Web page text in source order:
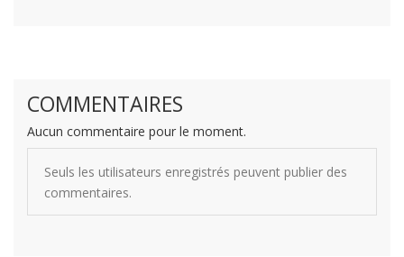
COMMENTAIRES
Aucun commentaire pour le moment.
Seuls les utilisateurs enregistrés peuvent publier des
commentaires.